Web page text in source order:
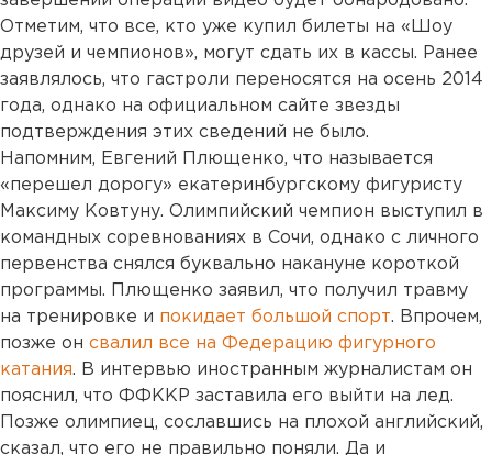
Отметим, что все, кто уже купил билеты на «Шоу
друзей и чемпионов», могут сдать их в кассы. Ранее
заявлялось, что гастроли переносятся на осень 2014
года, однако на официальном сайте звезды
подтверждения этих сведений не было.
Напомним, Евгений Плющенко, что называется
«перешел дорогу» екатеринбургскому фигуристу
Максиму Ковтуну. Олимпийский чемпион выступил в
командных соревнованиях в Сочи, однако с личного
первенства снялся буквально накануне короткой
программы. Плющенко заявил, что получил травму
на тренировке и покидает большой спорт. Впрочем,
позже он свалил все на Федерацию фигурного
катания. В интервью иностранным журналистам он
пояснил, что ФФККР заставила его выйти на лед.
Позже олимпиец, сославшись на плохой английский,
сказал, что его не правильно поняли. Да и